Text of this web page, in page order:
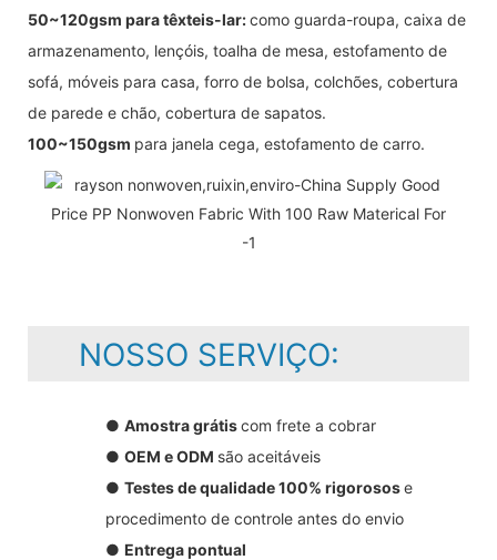
50~120gsm para têxteis-lar:como guarda-roupa, caixa de
armazenamento, lençóis, toalha de mesa, estofamento de
sofá, móveis para casa, forro de bolsa, colchões, cobertura
de parede e chão, cobertura de sapatos.
100~150gsm para janela cega, estofamento de carro.
NOSSO SERVIÇO:
● Amostra grátiscom frete a cobrar
● OEM e ODM são aceitáveis
● Testes de qualidade 100% rigorosose
procedimento de controle antes do envio
● Entrega pontual